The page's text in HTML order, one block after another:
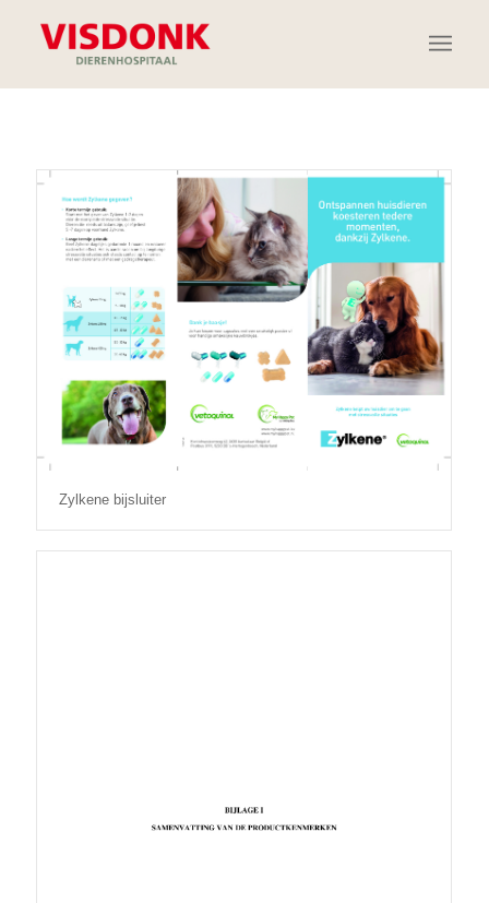
Zylkene bijsluiter